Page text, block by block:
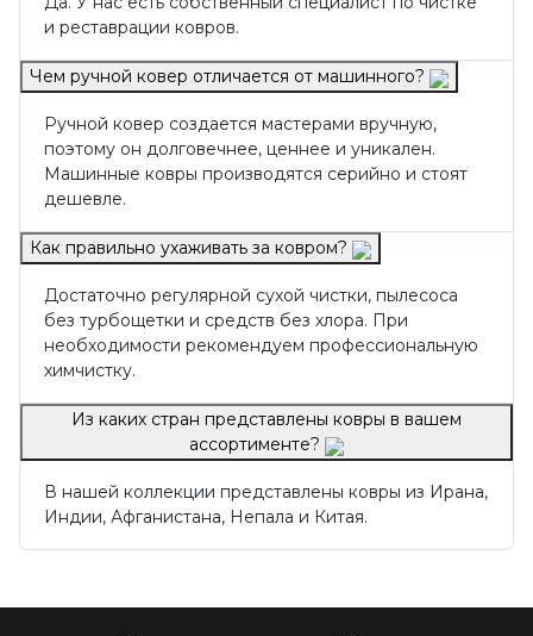
и реставрации ковров.
Чем ручной ковер отличается от машинного?
Ручной ковер создается мастерами вручную,
поэтому он долговечнее, ценнее и уникален.
Машинные ковры производятся серийно и стоят
дешевле.
Как правильно ухаживать за ковром?
Достаточно регулярной сухой чистки, пылесоса
без турбощетки и средств без хлора. При
необходимости рекомендуем профессиональную
химчистку.
Из каких стран представлены ковры в вашем
ассортименте?
В нашей коллекции представлены ковры из Ирана,
Индии, Афганистана, Непала и Китая.